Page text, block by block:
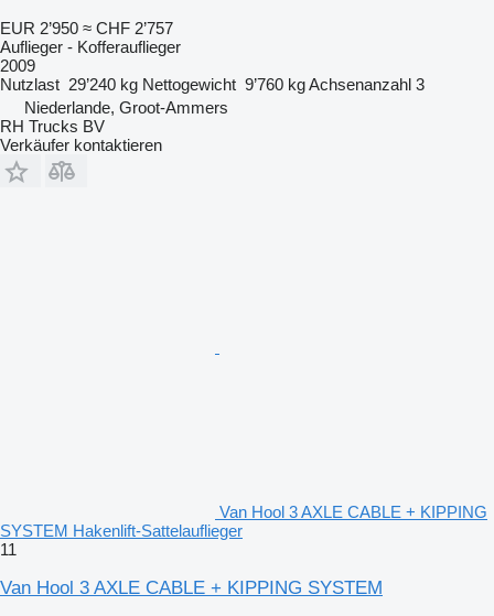
EUR 2’950 ≈ CHF 2’757
Auflieger - Kofferauflieger
2009
Nutzlast 29’240 kg Nettogewicht 9’760 kgAchsenanzahl 3
Niederlande, Groot-Ammers
RH Trucks BV
Verkäufer kontaktieren
Van Hool 3 AXLE CABLE + KIPPING
SYSTEM Hakenlift-Sattelauflieger
11
Van Hool 3 AXLE CABLE + KIPPING SYSTEM